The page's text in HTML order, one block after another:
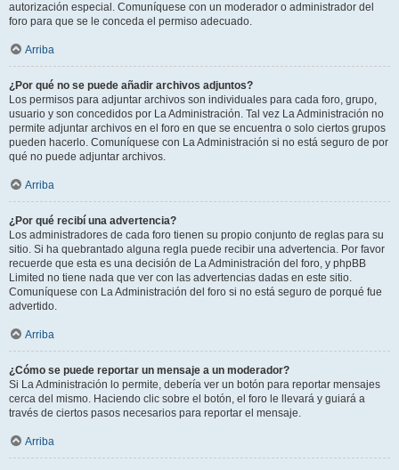
autorización especial. Comuníquese con un moderador o administrador del
foro para que se le conceda el permiso adecuado.
Arriba
¿Por qué no se puede añadir archivos adjuntos?
Los permisos para adjuntar archivos son individuales para cada foro, grupo,
usuario y son concedidos por La Administración. Tal vez La Administración no
permite adjuntar archivos en el foro en que se encuentra o solo ciertos grupos
pueden hacerlo. Comuníquese con La Administración si no está seguro de por
qué no puede adjuntar archivos.
Arriba
¿Por qué recibí una advertencia?
Los administradores de cada foro tienen su propio conjunto de reglas para su
sitio. Si ha quebrantado alguna regla puede recibir una advertencia. Por favor
recuerde que esta es una decisión de La Administración del foro, y phpBB
Limited no tiene nada que ver con las advertencias dadas en este sitio.
Comuníquese con La Administración del foro si no está seguro de porqué fue
advertido.
Arriba
¿Cómo se puede reportar un mensaje a un moderador?
Si La Administración lo permite, debería ver un botón para reportar mensajes
cerca del mismo. Haciendo clic sobre el botón, el foro le llevará y guiará a
través de ciertos pasos necesarios para reportar el mensaje.
Arriba